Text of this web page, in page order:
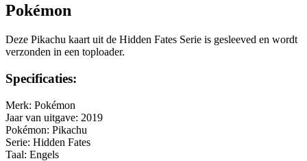
Pokémon
Deze Pikachu kaart uit de Hidden Fates Serie is gesleeved en wordt
verzonden in een toploader.
Specificaties:
Merk: Pokémon
Jaar van uitgave: 2019
Pokémon: Pikachu
Serie: Hidden Fates
Taal: Engels